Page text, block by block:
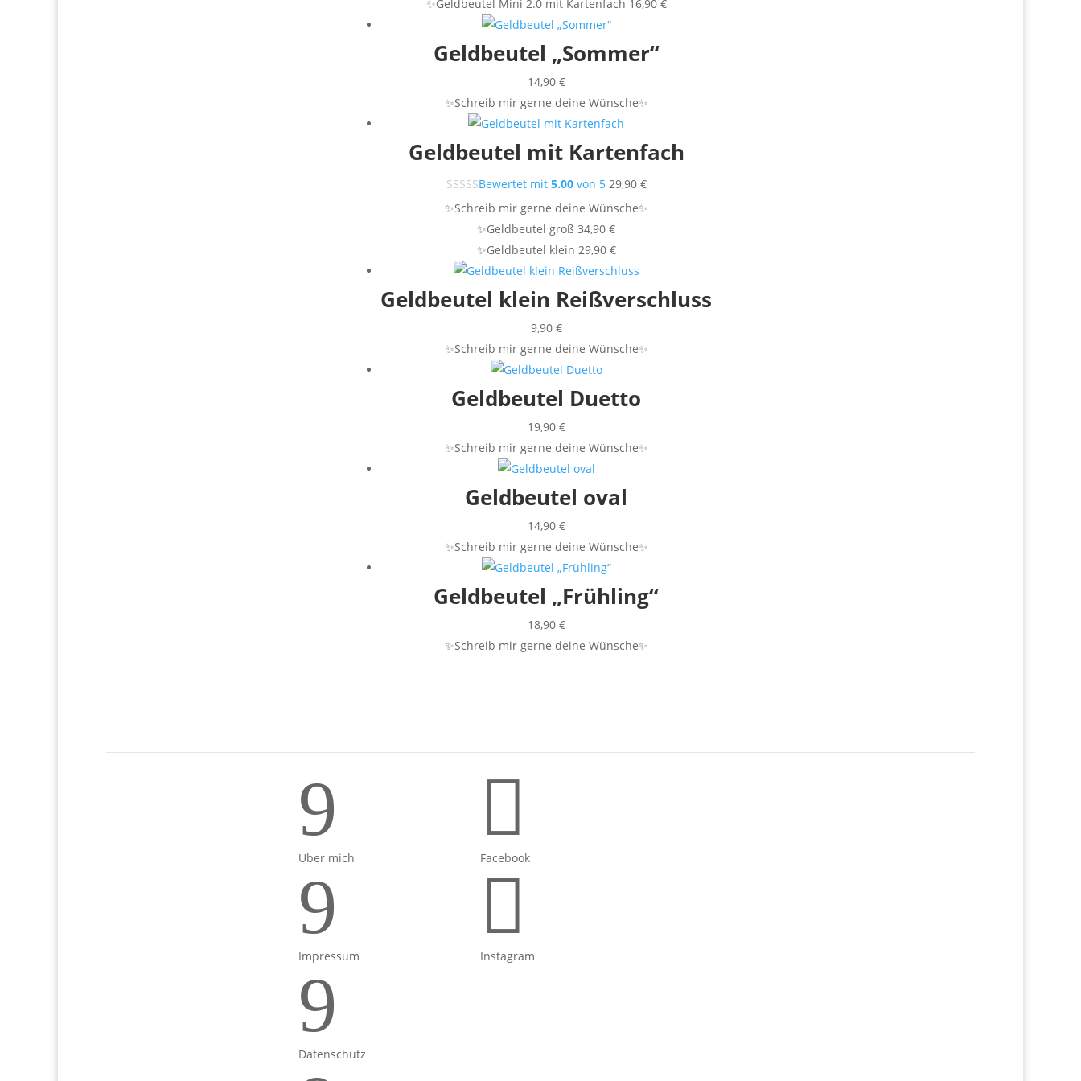
✨Geldbeutel Mini 2.0 mit Kartenfach 16,90 €
Geldbeutel „Sommer“
14,90 €
✨Schreib mir gerne deine Wünsche✨
Geldbeutel mit Kartenfach
Bewertet mit 5.00von 5 29,90 €
✨Schreib mir gerne deine Wünsche✨
✨Geldbeutel groß 34,90 €
✨Geldbeutel klein 29,90 €
Geldbeutel klein Reißverschluss
9,90 €
✨Schreib mir gerne deine Wünsche✨
Geldbeutel Duetto
19,90 €
✨Schreib mir gerne deine Wünsche✨
Geldbeutel oval
14,90 €
✨Schreib mir gerne deine Wünsche✨
Geldbeutel „Frühling“
18,90 €
✨Schreib mir gerne deine Wünsche✨
9
Über mich
9
Impressum
9
Datenschutz

Facebook

Instagram